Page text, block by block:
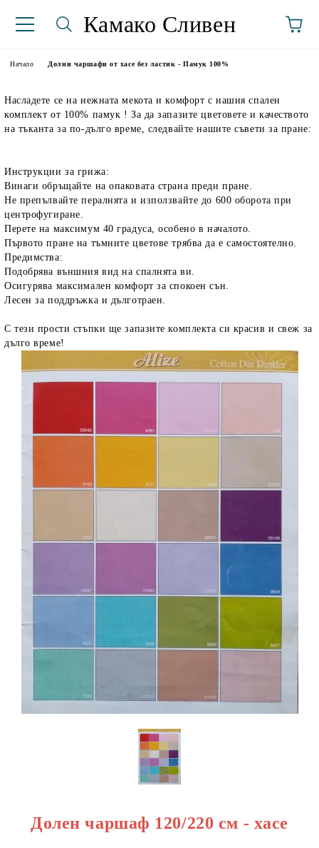
Камако Сливен
Начало Долни чаршафи от хасе без ластик - Памук 100%
Насладете се на нежната мекота и комфорт с нашия спален
комплект от 100% памук ! За да запазите цветовете и качеството
на тъканта за по-дълго време, следвайте нашите съвети за пране:
Инструкции за грижа:
Винаги обръщайте на опаковата страна преди пране.
Не препълвайте пералнята и използвайте до 600 оборота при
центрофугиране.
Перете на максимум 40 градуса, особено в началото.
Първото пране на тъмните цветове трябва да е самостоятелно.
Предимства:
Подобрява външния вид на спалнята ви.
Осигурява максимален комфорт за спокоен сън.
Лесен за поддръжка и дълготраен.
С тези прости стъпки ще запазите комплекта си красив и свеж за
дълго време!
Долен чаршаф 120/220 см - хасе